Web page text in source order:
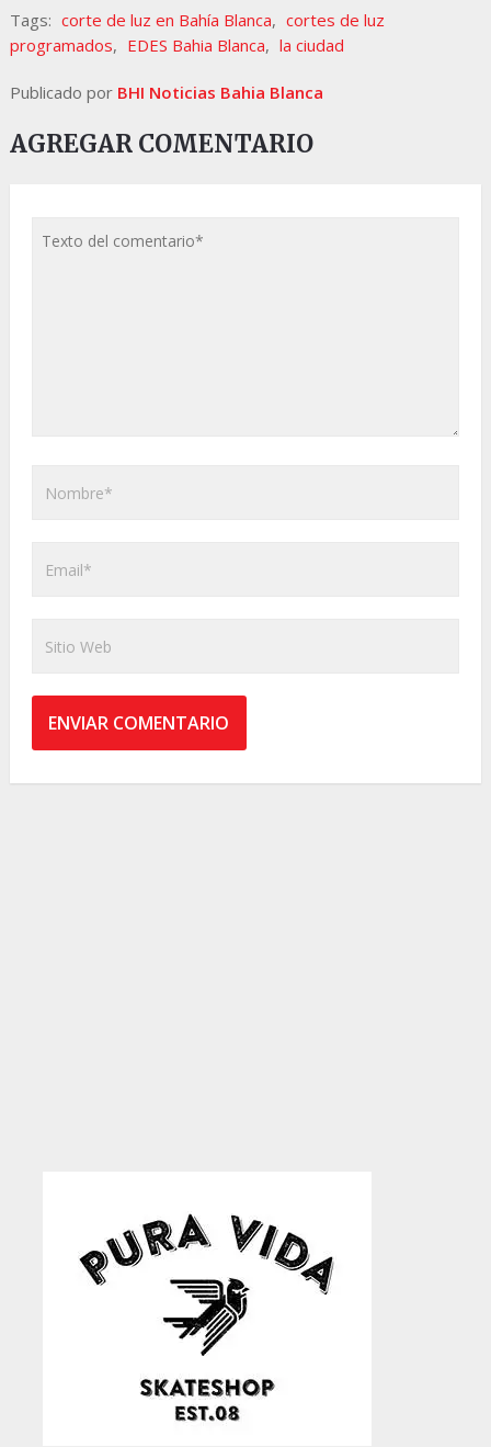
Tags: corte de luz en Bahía Blanca, cortes de luz
programados, EDES Bahia Blanca, la ciudad
Publicado por BHI Noticias Bahia Blanca
AGREGAR COMENTARIO